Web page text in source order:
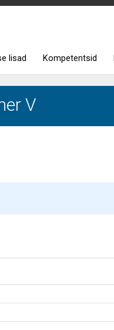
lisad Kompetentsid
V